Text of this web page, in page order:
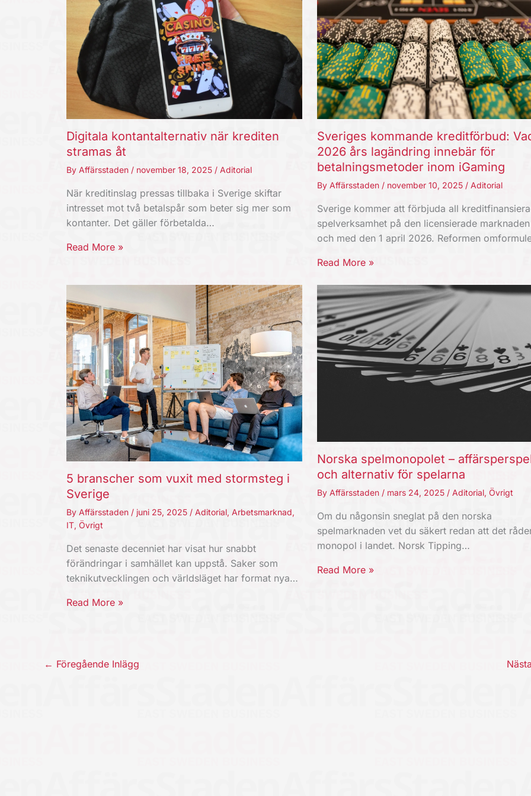
Digitala kontantalternativ när krediten
stramas åt
By Affärsstaden / november 18, 2025 / Aditorial
När kreditinslag pressas tillbaka i Sverige skiftar
intresset mot två betalspår som beter sig mer som
kontanter. Det gäller förbetalda…
Read More »
Sveriges kommande kreditförbud:
2026 års lagändring innebär för
betalningsmetoder inom iGaming
By Affärsstaden / november 10, 2025 / Aditorial
Sverige kommer att förbjuda all
spelverksamhet på den licensierade
och med den 1 april 2026. Reformen
Read More »
5 branscher som vuxit med stormsteg i
Sverige
By Affärsstaden / juni 25, 2025 / Aditorial, Arbetsmarknad,
IT, Övrigt
Det senaste decenniet har visat hur snabbt
förändringar i samhället kan uppstå. Saker som
teknikutvecklingen och världsläget har format nya…
Read More »
Norska spelmonopolet –
och alternativ för spelarna
By Affärsstaden / mars 24, 2025 / Aditorial, Övrigt
Om du någonsin sneglat på den norska
spelmarknaden vet du säkert redan att det
monopol i landet. Norsk Tipping…
Read More »
← Föregående Inlägg